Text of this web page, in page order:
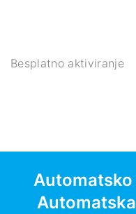
Besplatno aktiviranje